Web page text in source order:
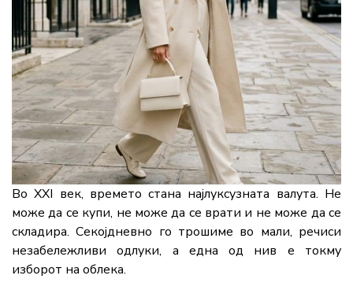
Во XXI век, времето стана најлуксузната валута. Не
може да се купи, не може да се врати и не може да се
складира. Секојдневно го трошиме во мали, речиси
незабележливи одлуки, а една од нив е токму
изборот на облека.